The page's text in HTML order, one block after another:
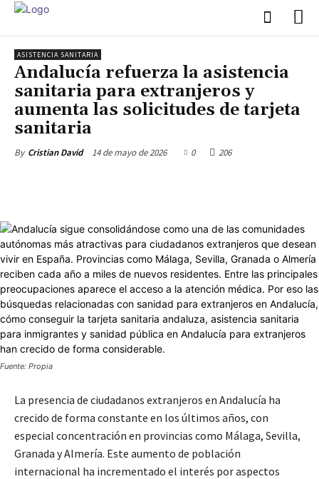
ASISTENCIA SANITARIA
Andalucía refuerza la asistencia
sanitaria para extranjeros y
aumenta las solicitudes de tarjeta
sanitaria
By Cristian David 14 de mayo de 2026 0 206
Fuente: Propia
La presencia de ciudadanos extranjeros en Andalucía ha
crecido de forma constante en los últimos años, con
especial concentración en provincias como Málaga, Sevilla,
Granada y Almería. Este aumento de población
internacional ha incrementado el interés por aspectos